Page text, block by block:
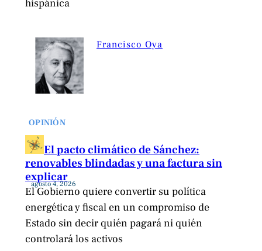
hispánica
Francisco Oya
OPINIÓN
El pacto climático de Sánchez:
renovables blindadas y una factura sin
explicar
agosto 4, 2026
El Gobierno quiere convertir su política
energética y fiscal en un compromiso de
Estado sin decir quién pagará ni quién
controlará los activos